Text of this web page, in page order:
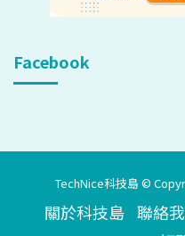
Facebook
TechNice科技島 ©
關於科技島 聯絡